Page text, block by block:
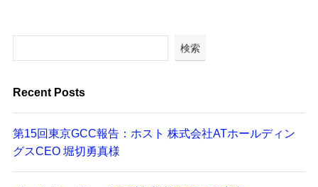
検索
Recent Posts
第15回東京GCC報告：ホスト 株式会社ATホールディン
グスCEO 堀切勇真様